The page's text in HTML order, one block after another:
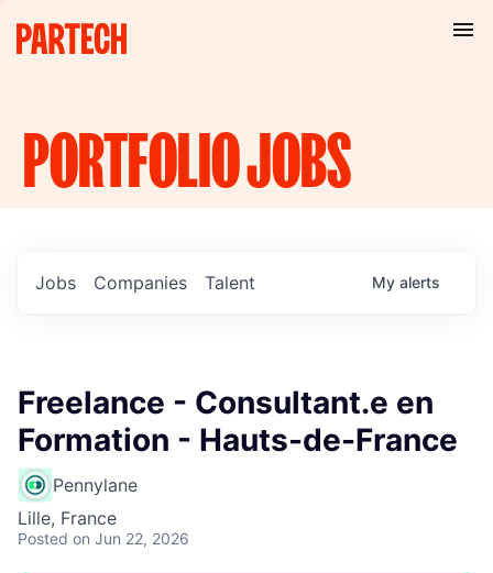
PORTFOLIOJOBS
Jobs Companies Talent My alerts
Freelance - Consultant.e en
Formation - Hauts-de-France
Pennylane
Lille, France
Posted on Jun 22, 2026